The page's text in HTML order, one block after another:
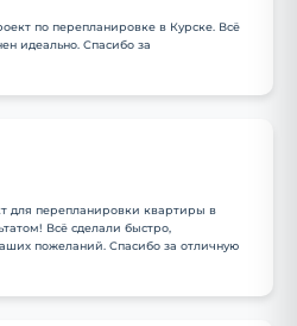
по перепланировке в Курске. Всё
идеально. Спасибо за
для перепланировки квартиры в
Всё сделали быстро,
пожеланий. Спасибо за отличную